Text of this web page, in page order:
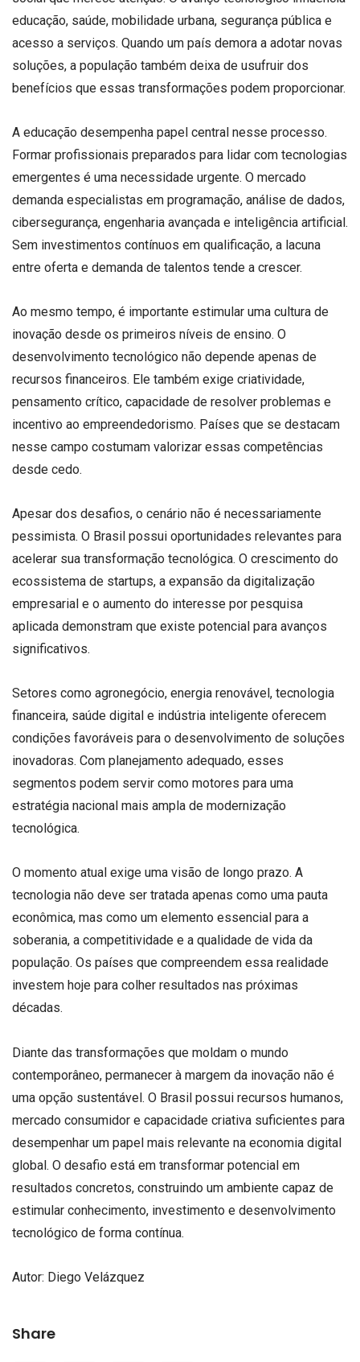
educação, saúde, mobilidade urbana, segurança pública e
acesso a serviços. Quando um país demora a adotar novas
soluções, a população também deixa de usufruir dos
benefícios que essas transformações podem proporcionar.
A educação desempenha papel central nesse processo.
Formar profissionais preparados para lidar com tecnologias
emergentes é uma necessidade urgente. O mercado
demanda especialistas em programação, análise de dados,
cibersegurança, engenharia avançada e inteligência artificial.
Sem investimentos contínuos em qualificação, a lacuna
entre oferta e demanda de talentos tende a crescer.
Ao mesmo tempo, é importante estimular uma cultura de
inovação desde os primeiros níveis de ensino. O
desenvolvimento tecnológico não depende apenas de
recursos financeiros. Ele também exige criatividade,
pensamento crítico, capacidade de resolver problemas e
incentivo ao empreendedorismo. Países que se destacam
nesse campo costumam valorizar essas competências
desde cedo.
Apesar dos desafios, o cenário não é necessariamente
pessimista. O Brasil possui oportunidades relevantes para
acelerar sua transformação tecnológica. O crescimento do
ecossistema de startups, a expansão da digitalização
empresarial e o aumento do interesse por pesquisa
aplicada demonstram que existe potencial para avanços
significativos.
Setores como agronegócio, energia renovável, tecnologia
financeira, saúde digital e indústria inteligente oferecem
condições favoráveis para o desenvolvimento de soluções
inovadoras. Com planejamento adequado, esses
segmentos podem servir como motores para uma
estratégia nacional mais ampla de modernização
tecnológica.
O momento atual exige uma visão de longo prazo. A
tecnologia não deve ser tratada apenas como uma pauta
econômica, mas como um elemento essencial para a
soberania, a competitividade e a qualidade de vida da
população. Os países que compreendem essa realidade
investem hoje para colher resultados nas próximas
décadas.
Diante das transformações que moldam o mundo
contemporâneo, permanecer à margem da inovação não é
uma opção sustentável. O Brasil possui recursos humanos,
mercado consumidor e capacidade criativa suficientes para
desempenhar um papel mais relevante na economia digital
global. O desafio está em transformar potencial em
resultados concretos, construindo um ambiente capaz de
estimular conhecimento, investimento e desenvolvimento
tecnológico de forma contínua.
Autor: Diego Velázquez
Share